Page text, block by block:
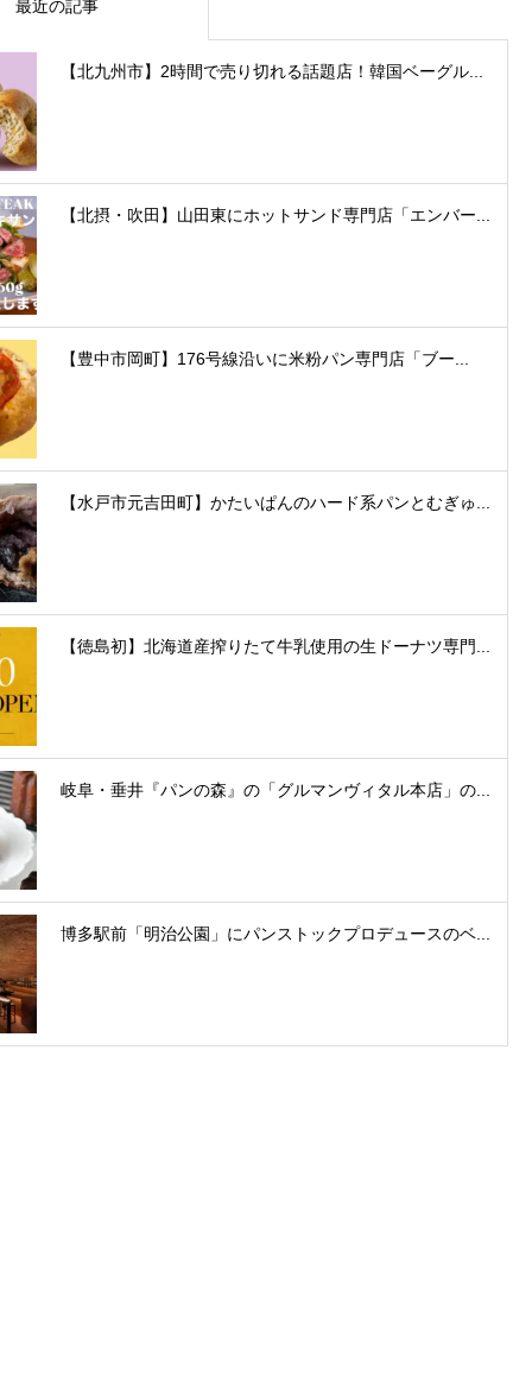
最近の記事
【北九州市】2時間で売り切れる話題店！韓国ベーグル...
【北摂・吹田】山田東にホットサンド専門店「エンバー...
【豊中市岡町】176号線沿いに米粉パン専門店「ブー...
【水戸市元吉田町】かたいぱんのハード系パンとむぎゅ...
【徳島初】北海道産搾りたて牛乳使用の生ドーナツ専門...
岐阜・垂井『パンの森』の「グルマンヴィタル本店」の...
博多駅前「明治公園」にパンストックプロデュースのベ...